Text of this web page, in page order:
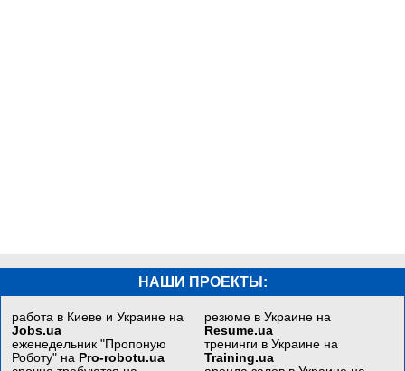
НАШИ ПРОЕКТЫ:
работа в Киеве и Украине на
Jobs.ua
еженедельник "Пропоную
Роботу" на Pro-robotu.ua
резюме в Украине на
Resume.ua
тренинги в Украине на
Training.ua